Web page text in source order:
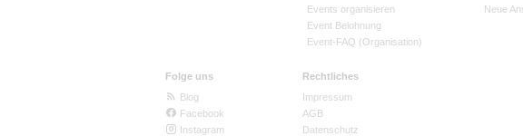
Events organisieren
Event Belohnung
Event-FAQ (Organisation)
Neue
Folge uns
Blog
Facebook
Instagram
Rechtliches
Impressum
AGB
Datenschutz